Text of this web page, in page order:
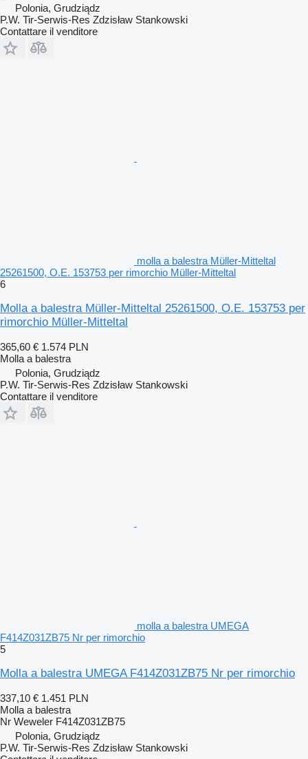
Polonia, Grudziądz
P.W. Tir-Serwis-Res Zdzisław Stankowski
Contattare il venditore
molla a balestra Müller-Mitteltal
25261500, O.E. 153753 per rimorchio Müller-Mitteltal
6
Molla a balestra Müller-Mitteltal 25261500, O.E. 153753 per
rimorchio Müller-Mitteltal
365,60 € 1.574 PLN
Molla a balestra
Polonia, Grudziądz
P.W. Tir-Serwis-Res Zdzisław Stankowski
Contattare il venditore
molla a balestra UMEGA
F414Z031ZB75 Nr per rimorchio
5
Molla a balestra UMEGA F414Z031ZB75 Nr per rimorchio
337,10 € 1.451 PLN
Molla a balestra
Nr Weweler F414Z031ZB75
Polonia, Grudziądz
P.W. Tir-Serwis-Res Zdzisław Stankowski